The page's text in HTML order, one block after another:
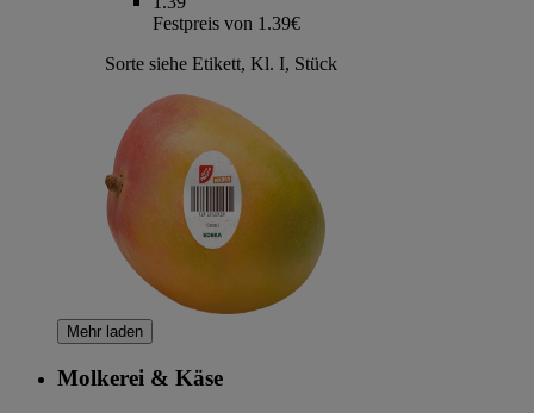
Festpreis von 1.39€
Sorte siehe Etikett, Kl. I, Stück
Mehr laden
Molkerei & Käse